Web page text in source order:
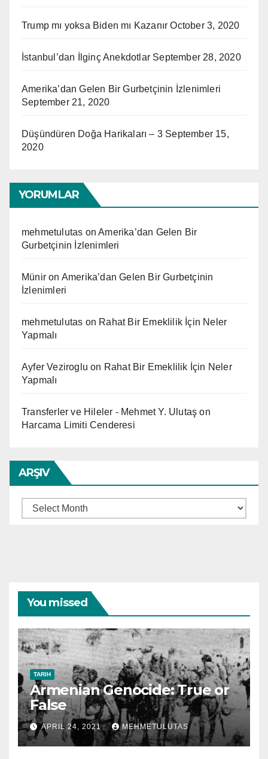
Trump mı yoksa Biden mı Kazanır October 3, 2020
İstanbul’dan İlginç Anekdotlar September 28, 2020
Amerika’dan Gelen Bir Gurbetçinin İzlenimleri
September 21, 2020
Düşündüren Doğa Harikaları – 3 September 15,
2020
YORUMLAR
mehmetulutas onAmerika’dan Gelen Bir
Gurbetçinin İzlenimleri
Münir on Amerika’dan Gelen Bir Gurbetçinin
İzlenimleri
mehmetulutas on Rahat Bir Emeklilik İçin Neler
Yapmalı
Ayfer Veziroglu on Rahat Bir Emeklilik İçin Neler
Yapmalı
Transferler ve Hileler - Mehmet Y. Ulutaş on
Harcama Limiti Cenderesi
ARŞIV
Arşiv
You missed
TARIH
Armenian Genocide: True or
False
APRIL 24, 2021 MEHMETULUTAS